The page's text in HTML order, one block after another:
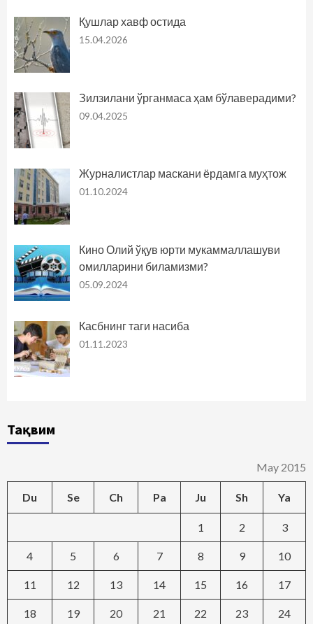
Қушлар хавф остида
15.04.2026
Зилзилани ўрганмаса ҳам бўлаверадими?
09.04.2025
Журналистлар маскани ёрдамга муҳтож
01.10.2024
Кино Олий ўқув юрти мукаммаллашуви
омилларини биламизми?
05.09.2024
Касбнинг таги насиба
01.11.2023
Тақвим
May 2015
Du Se Ch Pa Ju Sh Ya
1 2 3
4 5 6 7 8 9 10
11 12 13 14 15 16 17
18 19 20 21 22 23 24